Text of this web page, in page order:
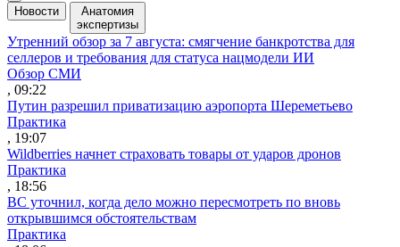
Новости
Анатомия
экспертизы
Утренний обзор за 7 августа: смягчение банкротства для
селлеров и требования для статуса нацмодели ИИ
Обзор СМИ
, 09:22
Путин разрешил приватизацию аэропорта Шереметьево
Практика
, 19:07
Wildberries начнет страховать товары от ударов дронов
Практика
, 18:56
ВС уточнил, когда дело можно пересмотреть по вновь
открывшимся обстоятельствам
Практика